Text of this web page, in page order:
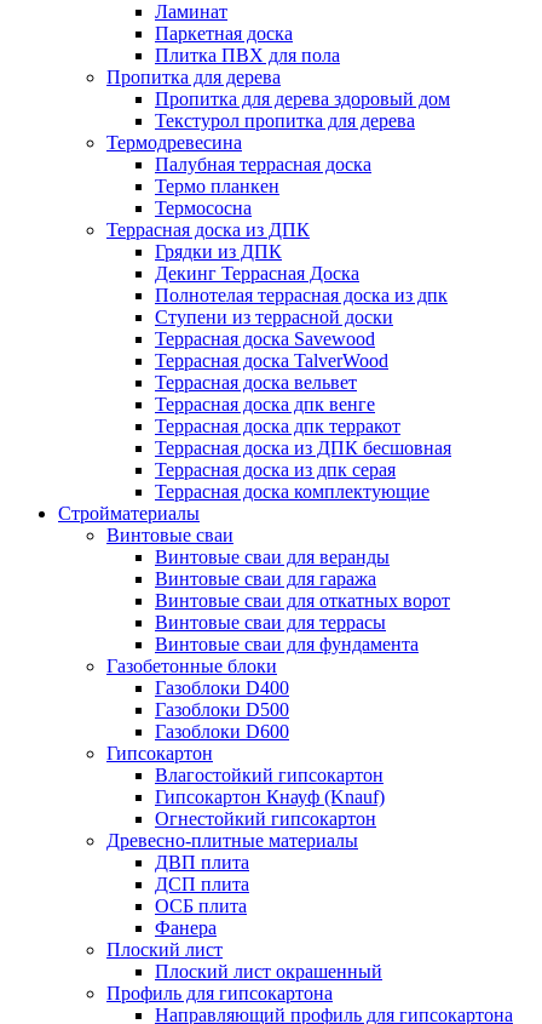
Ламинат
Паркетная доска
Плитка ПВХ для пола
Пропитка для дерева
Пропитка для дерева здоровый дом
Текстурол пропитка для дерева
Термодревесина
Палубная террасная доска
Термо планкен
Термососна
Террасная доска из ДПК
Грядки из ДПК
Декинг Террасная Доска
Полнотелая террасная доска из дпк
Ступени из террасной доски
Террасная доска Savewood
Террасная доска TalverWood
Террасная доска вельвет
Террасная доска дпк венге
Террасная доска дпк терракот
Террасная доска из ДПК бесшовная
Террасная доска из дпк серая
Террасная доска комплектующие
Стройматериалы
Винтовые сваи
Винтовые сваи для веранды
Винтовые сваи для гаража
Винтовые сваи для откатных ворот
Винтовые сваи для террасы
Винтовые сваи для фундамента
Газобетонные блоки
Газоблоки D400
Газоблоки D500
Газоблоки D600
Гипсокартон
Влагостойкий гипсокартон
Гипсокартон Кнауф (Knauf)
Огнестойкий гипсокартон
Древесно-плитные материалы
ДВП плита
ДСП плита
ОСБ плита
Фанера
Плоский лист
Плоский лист окрашенный
Профиль для гипсокартона
Направляющий профиль для гипсокартона